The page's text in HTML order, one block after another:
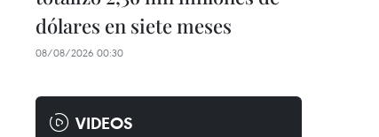
dólares en siete meses
08/08/2026 00:30
VIDEOS